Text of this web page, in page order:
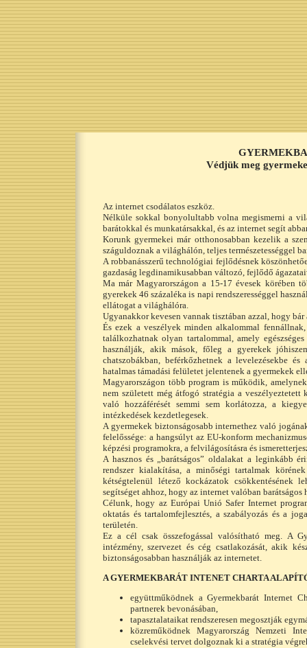
Védjük meg
Az internet csodálatos eszköz.
Nélküle sokkal bonyolultabb volna megismerni a
barátokkal és munkatársakkal, és az inter­net segít
Korunk gyermekei már otthonosabban kezelik a
száguldoznak a világhálón, teljes természetességgel
A robbanásszerű technológiai fejlődésnek
gazdaság legdinamikusabban változó, fejlődő
Ma már Magyarországon a 15-17 évesek körében
gyerekek 46 százaléka is napi rendszerességgel
ellátogat a világhálóra.
Ugyanakkor kevesen vannak tisztában azzal, hogy
És ezek a veszélyek minden alkalommal
találkozhatnak olyan tartalommal, amely
használják, akik mások, főleg a gyerekek
chatszobákban, beférkőzhetnek a levelezésekbe
hatalmas támadási felületet jelentenek a gyermekek
Magyarországon több program is működik,
nem született még átfogó stratégia a
való hozzáférését semmi sem korlátozza, a
intézkedések kezdetlegesek.
A gyermekek biztonságosabb internethez való
felelőssége: a hangsúlyt az EU-konform
képzési programokra, a felvilágosításra és
A hasznos és „barátságos” oldalakat a leginkább
rendszer kialakítása, a minőségi tartalmak
kétségtelenül létező kockázatok csökkentésének
segítséget ahhoz, hogy az internet valóban
Célunk, hogy az Európai Unió Safer Internet
oktatás és tartalomfejlesztés, a szabályozás és a
területén.
Ez a cél csak összefogással valósítható meg. A
intézmény, szervezet és cég csatlakozását, akik
biztonságosabban használják az internetet.
A GYERMEKBARÁT INTENET CHARTA
együttműködnek a Gyermekbarát Internet
partnerek bevonásában,
tapasztalataikat rendszeresen megosztják
közreműködnek Magyarország Nemzeti
cselekvési tervet dolgoznak ki a stratégia